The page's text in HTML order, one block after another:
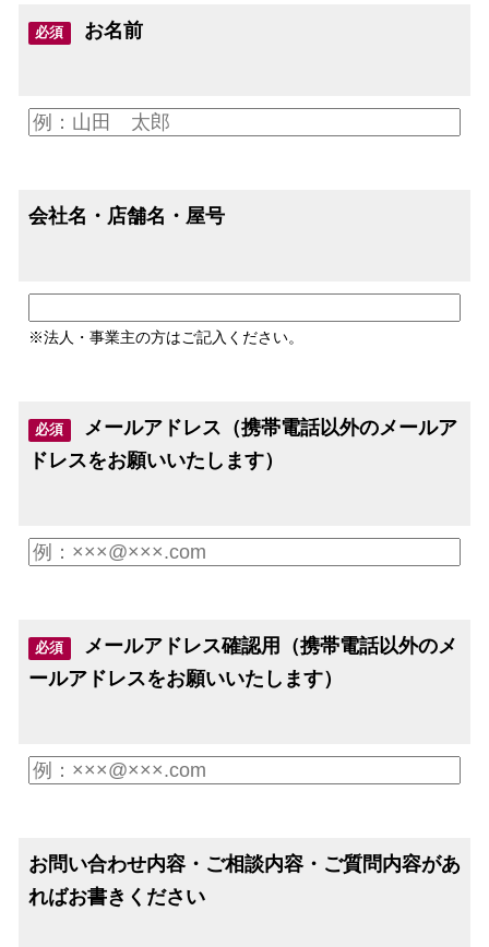
必須 お名前
会社名・店舗名・屋号
※法人・事業主の方はご記入ください。
必須
メールアドレス（携帯電話以外のメールア
ドレスをお願いいたします）
必須
メールアドレス確認用（携帯電話以外のメ
ールアドレスをお願いいたします）
お問い合わせ内容・ご相談内容・ご質問内容があ
ればお書きください